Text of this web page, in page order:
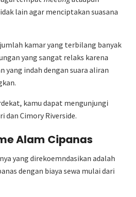
lain agar menciptakan suasana
kamar yang terbilang banyak
yang sangat relaks karena
yang indah dengan suara aliran
kamu dapat mengunjungi
dan Cimory Riverside.
Alam Cipanas
yang direkoemndasikan adalah
dengan biaya sewa mulai dari